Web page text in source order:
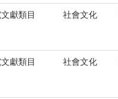
獻類目
社會文化
獻類目
社會文化